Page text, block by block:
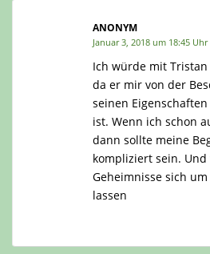
ANONYM
Januar 3, 2018 um 18:45 Uhr
Ich würde mit
da er mir von der
seinen
ist. Wenn ich schon
dann sollte meine
kompliziert sein.
Geheimnisse sich
lassen